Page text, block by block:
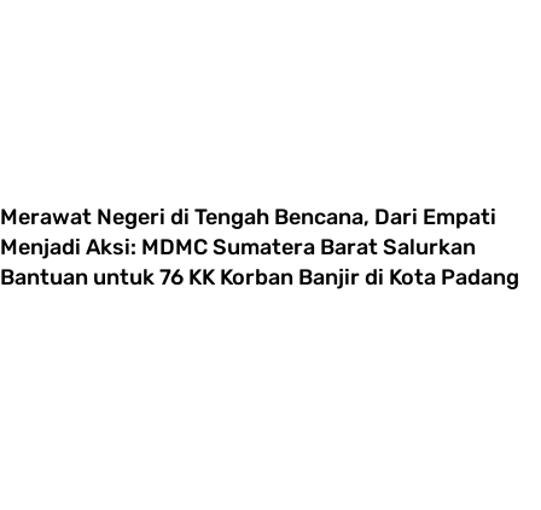
Merawat Negeri di Tengah Bencana, Dari Empati
Menjadi Aksi: MDMC Sumatera Barat Salurkan
Bantuan untuk 76 KK Korban Banjir di Kota Padang